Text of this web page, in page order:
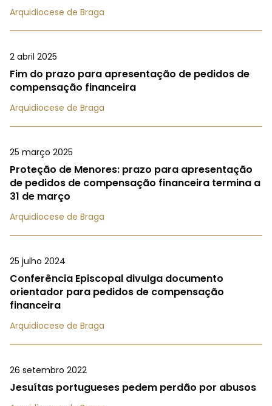
Arquidiocese de Braga
2 abril 2025
Fim do prazo para apresentação de pedidos de
compensação financeira
Arquidiocese de Braga
25 março 2025
Proteção de Menores: prazo para apresentação
de pedidos de compensação financeira termina a
31 de março
Arquidiocese de Braga
25 julho 2024
Conferência Episcopal divulga documento
orientador para pedidos de compensação
financeira
Arquidiocese de Braga
26 setembro 2022
Jesuítas portugueses pedem perdão por abusos